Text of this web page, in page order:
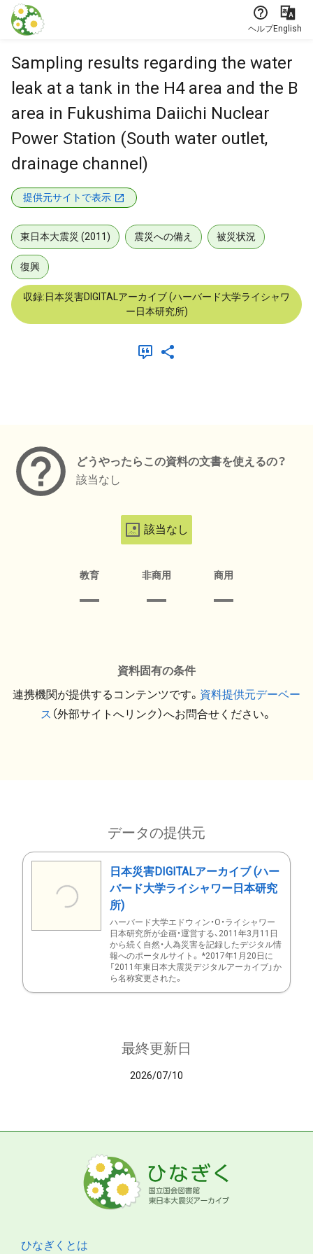
本文に飛ぶ
ヘルプEnglish
Sampling results regarding the water
leak at a tank in the H4 area and the B
area in Fukushima Daiichi Nuclear
Power Station (South water outlet,
drainage channel)
提供元サイトで表示
東日本大震災 (2011) 震災への備え 被災状況
復興
収録:日本災害DIGITALアーカイブ (ハーバード大学ライシャワ
ー日本研究所)
どうやったらこの資料の文書を使えるの？
該当なし
該当なし
教育 非商用 商用
資料固有の条件
連携機関が提供するコンテンツです。 資料提供元デーベー
ス （外部サイトへリンク）へお問合せください。
データの提供元
日本災害DIGITALアーカイブ (ハー
バード大学ライシャワー日本研究
所)
ハーバード大学エドウィン・O・ライシャワー
日本研究所が企画・運営する、2011年3月11日
から続く自然・人為災害を記録したデジタル情
報へのポータルサイト。 *2017年1月20日に
「2011年東日本大震災デジタルアーカイブ」か
ら名称変更された。
最終更新日
2026/07/10
ひなぎくとは